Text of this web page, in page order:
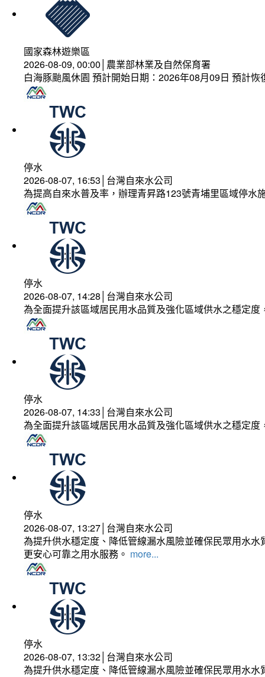
國家森林遊樂區
2026-08-09, 00:00│農業部林業及自然保育署
白海豚颱風休園 預計開始日期：2026年08月09日 預計
停水
2026-08-07, 16:53│台灣自來水公司
為提高自來水普及率，辦理青昇路123號青埔里區域停水
停水
2026-08-07, 14:28│台灣自來水公司
為全面提升該區域居民用水品質及強化區域供水之穩定
停水
2026-08-07, 14:33│台灣自來水公司
為全面提升該區域居民用水品質及強化區域供水之穩定
停水
2026-08-07, 13:27│台灣自來水公司
為提升供水穩定度、降低管線漏水風險並確保民眾用水
更安心可靠之用水服務。 more...
停水
2026-08-07, 13:32│台灣自來水公司
為提升供水穩定度、降低管線漏水風險並確保民眾用水